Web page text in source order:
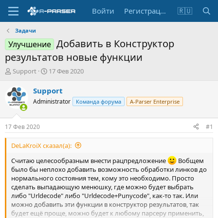
Войти Регистрация 🇷🇺
Задачи
Улучшение Добавить в Конструктор
результатов новые функции
А
т
о
р
т
е
м
ы
Support
Д
т
а
н
а
л
а
17 Фев 2020
Support
Administrator Команда форума A-Parser Enterprise
17 Фев 2020 #1
DeLaKroiX сказал(а):
Считаю целесообразным внести рацпредложение
Вобщем
было бы неплохо добавить возможность обработки линков до
нормального состояния тем, кому это необходимо. Просто
сделать выпадающую менюшку, где можно будет выбрать
либо "Urldecode" либо "Urldecode+Punycode", как-то так. Или
можно добавить эти функции в конструктор результатов, так
будет ещё проще, можно будет к любому парсеру применить,